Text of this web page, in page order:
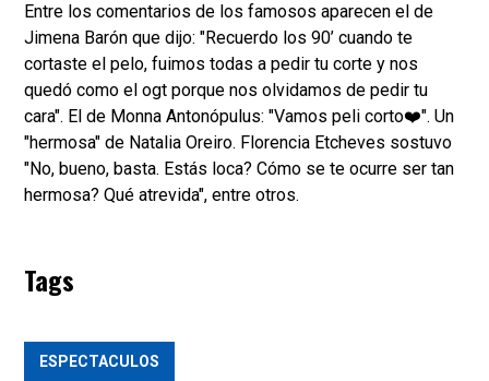
Entre los comentarios de los famosos aparecen el de
Jimena Barón que dijo: "Recuerdo los 90’ cuando te
cortaste el pelo, fuimos todas a pedir tu corte y nos
quedó como el ogt porque nos olvidamos de pedir tu
cara". El de Monna Antonópulus: "Vamos peli corto❤️". Un
"hermosa" de Natalia Oreiro. Florencia Etcheves sostuvo
"No, bueno, basta. Estás loca? Cómo se te ocurre ser tan
hermosa? Qué atrevida", entre otros.
Tags
ESPECTACULOS